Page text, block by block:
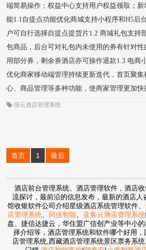
端简易操作；权益中心支持用户权益领取；
能1.1自提点功能优化商城支持小程序和H5后
户可自行选择自提点提货片1.2 商城礼包支持
包商品，后台可对礼包内未使用的券有针对
用部分券，剩余券酒店亦可操作退款1.3 电商
优化商家移动端管理持续更新迭代，首页聚集
心、商品管理等多种功能，使商家管理更加快
绿云酒店管理系统
首页 1 最后
酒店前台管理系统、酒店管理软件，酒店
流探讨，最前沿的信息发布，最新的酒店人
馆收银软件公司介绍星级酒店系统管理软件、
店管理系统、 同佳智能、 蓝客云酒店管理系统
盘、捷信达捷云，华住盟广信创产业等中小
择介绍等，酒店管理系统和软件哪个好用
店管理系统,西藏酒店管理系统景区票务系